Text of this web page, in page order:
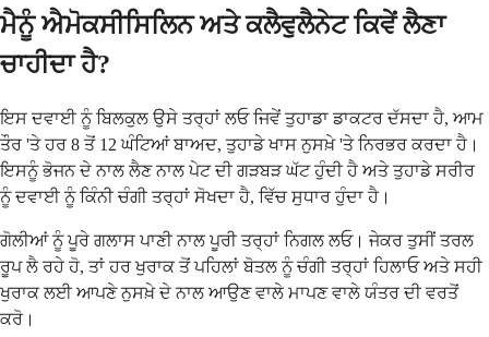
ਮੈਨੂੰ ਐਮੋਕਸੀਸਿਲਿਨ ਅਤੇ ਕਲੈਵੁਲੈਨੇਟ ਕਿਵੇਂ ਲੈਣਾ
ਚਾਹੀਦਾ ਹੈ?
ਇਸ ਦਵਾਈ ਨੂੰ ਬਿਲਕੁਲ ਉਸੇ ਤਰ੍ਹਾਂ ਲਓ ਜਿਵੇਂ ਤੁਹਾਡਾ ਡਾਕਟਰ ਦੱਸਦਾ ਹੈ, ਆਮ
ਤੌਰ 'ਤੇ ਹਰ 8 ਤੋਂ 12 ਘੰਟਿਆਂ ਬਾਅਦ, ਤੁਹਾਡੇ ਖਾਸ ਨੁਸਖ਼ੇ 'ਤੇ ਨਿਰਭਰ ਕਰਦਾ ਹੈ।
ਇਸਨੂੰ ਭੋਜਨ ਦੇ ਨਾਲ ਲੈਣ ਨਾਲ ਪੇਟ ਦੀ ਗੜਬੜ ਘੱਟ ਹੁੰਦੀ ਹੈ ਅਤੇ ਤੁਹਾਡੇ ਸਰੀਰ
ਨੂੰ ਦਵਾਈ ਨੂੰ ਕਿੰਨੀ ਚੰਗੀ ਤਰ੍ਹਾਂ ਸੋਖਦਾ ਹੈ, ਵਿੱਚ ਸੁਧਾਰ ਹੁੰਦਾ ਹੈ।
ਗੋਲੀਆਂ ਨੂੰ ਪੂਰੇ ਗਲਾਸ ਪਾਣੀ ਨਾਲ ਪੂਰੀ ਤਰ੍ਹਾਂ ਨਿਗਲ ਲਓ। ਜੇਕਰ ਤੁਸੀਂ ਤਰਲ
ਰੂਪ ਲੈ ਰਹੇ ਹੋ, ਤਾਂ ਹਰ ਖੁਰਾਕ ਤੋਂ ਪਹਿਲਾਂ ਬੋਤਲ ਨੂੰ ਚੰਗੀ ਤਰ੍ਹਾਂ ਹਿਲਾਓ ਅਤੇ ਸਹੀ
ਖੁਰਾਕ ਲਈ ਆਪਣੇ ਨੁਸਖ਼ੇ ਦੇ ਨਾਲ ਆਉਣ ਵਾਲੇ ਮਾਪਣ ਵਾਲੇ ਯੰਤਰ ਦੀ ਵਰਤੋਂ
ਕਰੋ।